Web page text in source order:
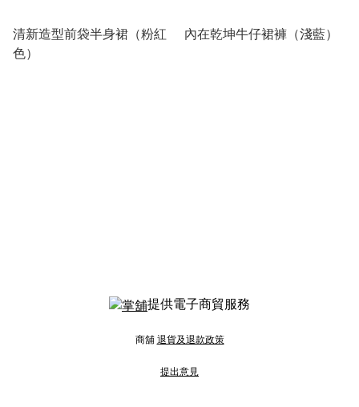
清新造型前袋半身裙（粉紅
色）
內在乾坤牛仔裙褲（淺藍）
提供電子商貿服務
商舖 退貨及退款政策
提出意見